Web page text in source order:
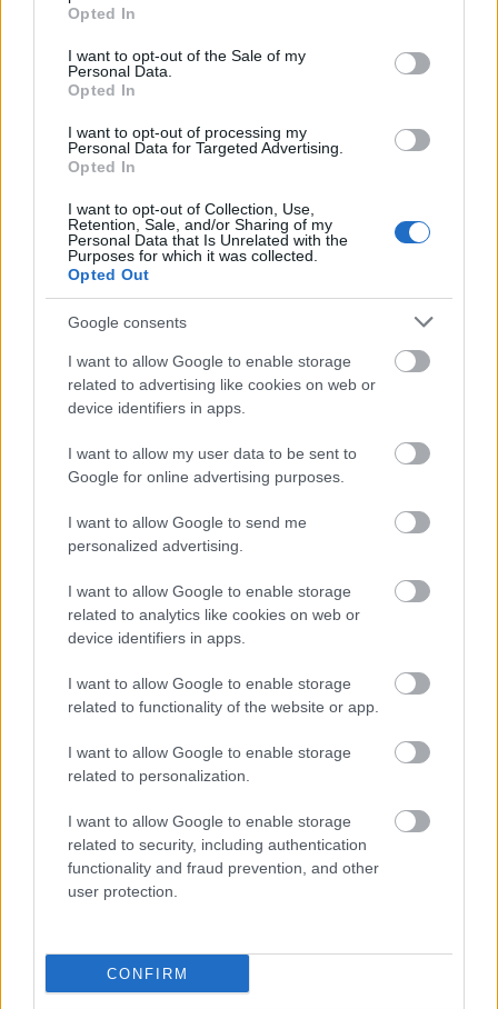
use your data for below specified purposes in below Google
consent section.
Opted In
I want to opt-out of the Sale of my
Personal Data.
Opted In
I want to opt-out of processing my
Personal Data for Targeted Advertising.
Opted In
I want to opt-out of Collection, Use,
Retention, Sale, and/or Sharing of my
Personal Data that Is Unrelated with the
Purposes for which it was collected.
Opted Out
Google consents
I want to allow Google to enable storage
related to advertising like cookies on web or
device identifiers in apps.
I want to allow my user data to be sent to
Google for online advertising purposes.
I want to allow Google to send me
personalized advertising.
I want to allow Google to enable storage
related to analytics like cookies on web or
device identifiers in apps.
I want to allow Google to enable storage
related to functionality of the website or app.
I want to allow Google to enable storage
related to personalization.
I want to allow Google to enable storage
related to security, including authentication
functionality and fraud prevention, and other
user protection.
CONFIRM
HÍRLEVÉL
E-mail cím
Feliratkozom a hírlevélre és elfogadom azadatvédelmi
szabályzatot!
FELIRATKOZÁS
LEGFRISSEBB
Megérkezett az eső a Duna vízgyűjtőjére
Aktuális
Paks II.: Mit jelent az 5. blokk új
mérföldköve a felülvizsgálat
árnyékában?
Helyi hírek
Amire többmillióan vártunk: szombattól
másodfokúra csökken a riasztás